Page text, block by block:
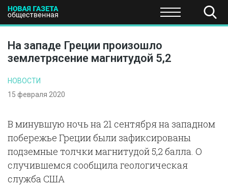
ПОЛИТИКА ЭКОНОМИКА НАУКА И
На западе Греции произошло
землетрясение магнитудой 5,2
НОВОСТИ
15 февраля 2020
В минувшую ночь на 21 сентября на западном
побережье Греции были зафиксированы
подземные толчки магнитудой 5,2 балла. О
случившемся сообщила геологическая
служба США